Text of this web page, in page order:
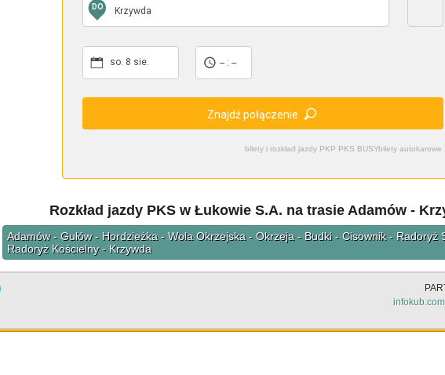
bilety i rozkład jazdy PKP PKS BUSYbilety autokarowe
DO
so. 8 sie. -- : --
Znajdź połączenie
Rozkład jazdy PKS w Łukowie S.A. na trasie Adamów -
Adamów - Gułów - Hordzieżka - Wola Okrzejska - Okrzeja - Budki - Cisownik - Radoryż
Radoryż Kościelny - Krzywda